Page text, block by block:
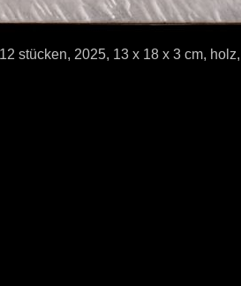
stücken, 2025, 13 x 18 x 3 cm,